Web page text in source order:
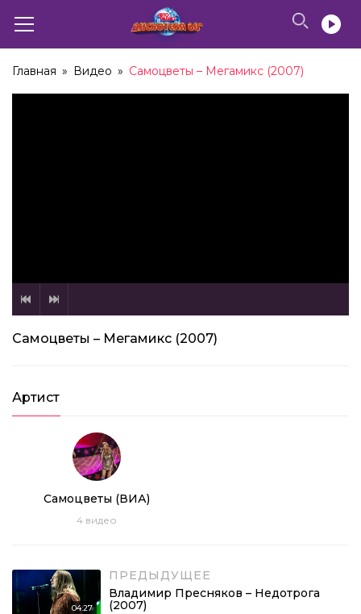
Главная » Видео » Самоцветы – Мегамикс (2007)
Самоцветы – Мегамикс (2007)
Артист
Самоцветы (ВИА)
4видео
04:27
ПРЕДЫДУЩЕЕ
Владимир Пресняков – Недотрога
(2007)